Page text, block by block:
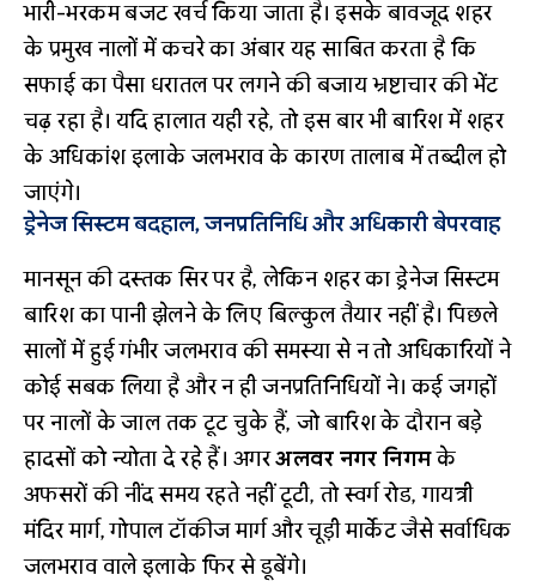
भारी-भरकम बजट खर्च किया जाता है। इसके बावजूद शहर
के प्रमुख नालों में कचरे का अंबार यह साबित करता है कि
सफाई का पैसा धरातल पर लगने की बजाय भ्रष्टाचार की भेंट
चढ़ रहा है। यदि हालात यही रहे, तो इस बार भी बारिश में शहर
के अधिकांश इलाके जलभराव के कारण तालाब में तब्दील हो
जाएंगे।
ड्रेनेज सिस्टम बदहाल, जनप्रतिनिधि और अधिकारी बेपरवाह
मानसून की दस्तक सिर पर है, लेकिन शहर का ड्रेनेज सिस्टम
बारिश का पानी झेलने के लिए बिल्कुल तैयार नहीं है। पिछले
सालों में हुई गंभीर जलभराव की समस्या से न तो अधिकारियों ने
कोई सबक लिया है और न ही जनप्रतिनिधियों ने। कई जगहों
पर नालों के जाल तक टूट चुके हैं, जो बारिश के दौरान बड़े
हादसों को न्योता दे रहे हैं। अगरअलवर नगर निगमके
अफसरों की नींद समय रहते नहीं टूटी, तो स्वर्ग रोड, गायत्री
मंदिर मार्ग, गोपाल टॉकीज मार्ग और चूड़ी मार्केट जैसे सर्वाधिक
जलभराव वाले इलाके फिर से डूबेंगे।